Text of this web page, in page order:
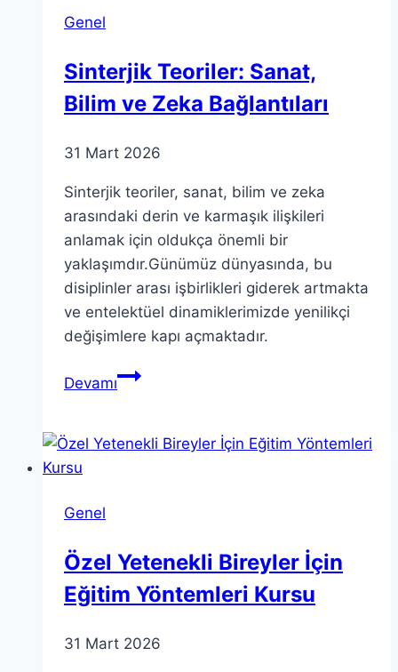
Genel
Sinterjik Teoriler: Sanat,
Bilim ve Zeka Bağlantıları
31 Mart 2026
Sinterjik teoriler, sanat, bilim ve zeka
arasındaki derin ve karmaşık ilişkileri
anlamak için oldukça önemli bir
yaklaşımdır.Günümüz dünyasında, bu
disiplinler arası işbirlikleri giderek artmakta
ve entelektüel dinamiklerimizde yenilikçi
değişimlere kapı açmaktadır.
DevamıSinterjik
Bilim
Genel
Özel Yetenekli Bireyler İçin
Eğitim Yöntemleri Kursu
31 Mart 2026